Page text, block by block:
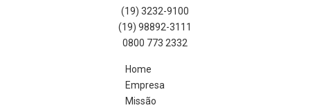
(19) 3232-9100
(19) 98892-3111
0800 773 2332
Home
Empresa
Missão